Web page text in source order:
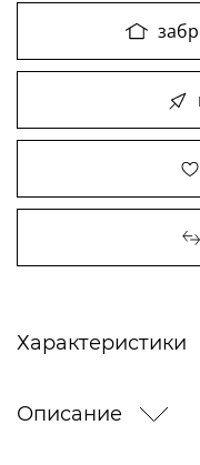
Характеристики
Описание